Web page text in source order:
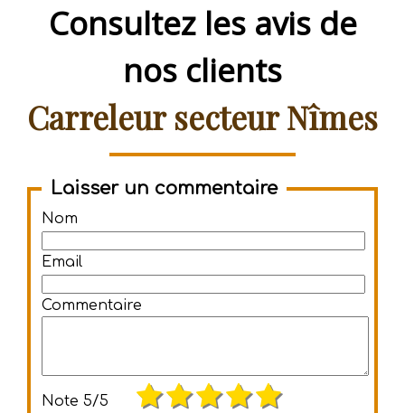
Consultez les avis de
nos clients
Carreleur secteur Nîmes
Laisser un commentaire
Nom
Email
Commentaire
Note5/5